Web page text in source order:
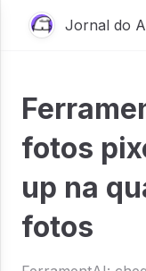
Jornal do
fotos
up na
fotos